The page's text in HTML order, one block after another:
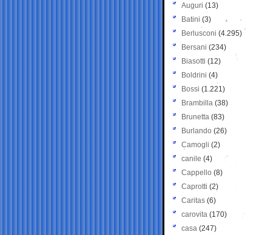
Auguri (13)
Batini (3)
Berlusconi (4.295)
Bersani (234)
Biasotti (12)
Boldrini (4)
Bossi (1.221)
Brambilla (38)
Brunetta (83)
Burlando (26)
Camogli (2)
canile (4)
Cappello (8)
Caprotti (2)
Caritas (6)
carovita (170)
casa (247)